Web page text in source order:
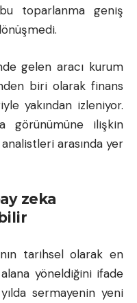
toparlanma geniş
gelen aracı kurum
biri olarak finans
yakından izleniyor.
görünümüne ilişkin
arasında yer
zeka
tarihsel olarak en
yöneldiğini ifade
sermayenin yeni